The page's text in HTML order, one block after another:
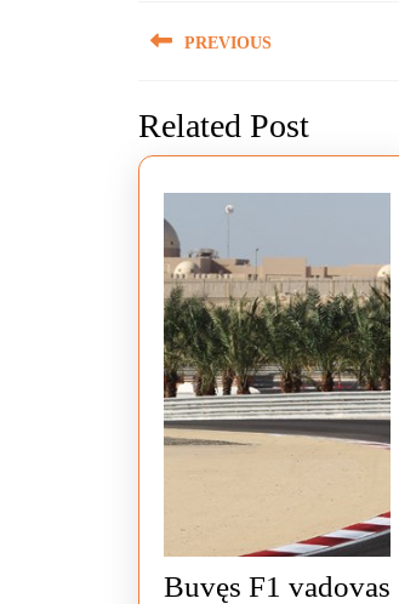
Navigacija
įrašų
PREVIOUS
post:
Related Post
Buvęs F1 vadovas